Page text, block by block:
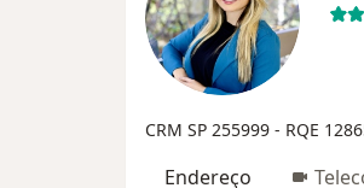
CRM SP 255999 - RQE
Endereço